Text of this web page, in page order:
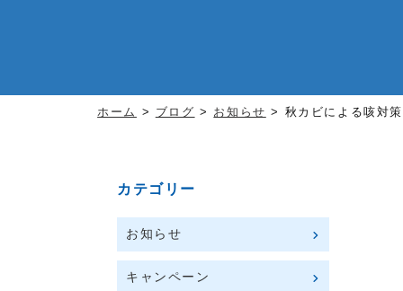
ホーム > ブログ > お知らせ > 秋カビによる咳対策
カテゴリー
お知らせ
キャンペーン